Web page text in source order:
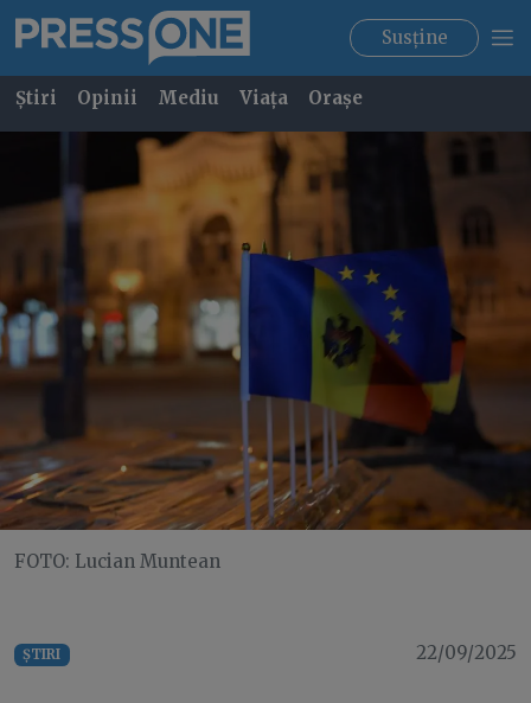
Susține
Știri Opinii Mediu Viața Orașe
FOTO: Lucian Muntean
ȘTIRI 22/09/2025